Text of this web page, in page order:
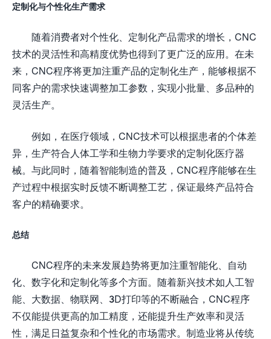
定制化与个性化生产需求
随着消费者对个性化、定制化产品需求的增长，CNC
技术的灵活性和高精度优势也得到了更广泛的应用。在未
来，CNC程序将更加注重产品的定制化生产，能够根据不
同客户的需求快速调整加工参数，实现小批量、多品种的
灵活生产。
例如，在医疗领域，CNC技术可以根据患者的个体差
异，生产符合人体工学和生物力学要求的定制化医疗器
械。与此同时，随着智能制造的普及，CNC程序能够在生
产过程中根据实时反馈不断调整工艺，保证最终产品符合
客户的精确要求。
总结
CNC程序的未来发展趋势将更加注重智能化、自动
化、数字化和定制化等多个方面。随着新兴技术如人工智
能、大数据、物联网、3D打印等的不断融合，CNC程序
不仅能提供更高的加工精度，还能提升生产效率和灵活
性，满足日益复杂和个性化的市场需求。制造业将从传统